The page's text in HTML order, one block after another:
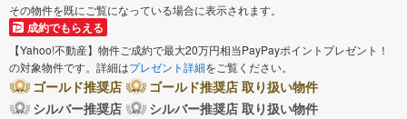
その物件を既にご覧になっている場合に表示されます。
成約でもらえる
【Yahoo!不動産】物件ご成約で最大20万円相当PayPayポイントプレゼント！
の対象物件です。詳細はプレゼント詳細をご覧ください。
ゴールド推奨店
ゴールド推奨店 取り扱い物件
シルバー推奨店
シルバー推奨店 取り扱い物件